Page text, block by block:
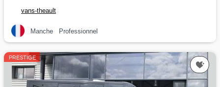
vans-theault
Manche Professionnel
PRESTIGE